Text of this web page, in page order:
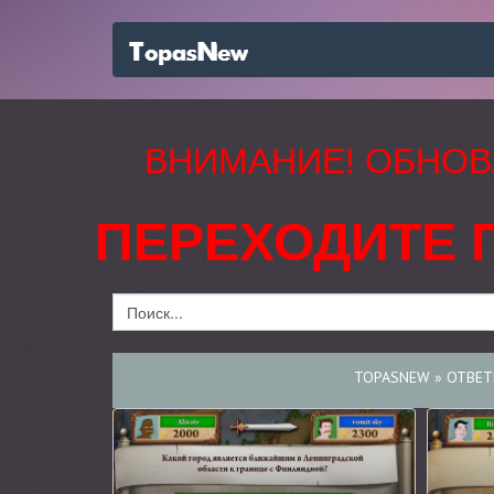
ВНИМАНИЕ!
ПЕРЕХОДИТЕ
TOPASNEW »